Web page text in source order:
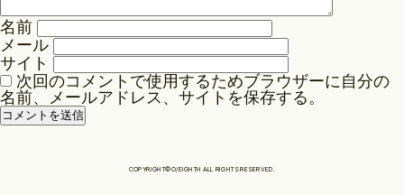
Store
ョ
ン
名前
メール
サイト
次回のコメントで使用するためブラウザーに自分の
名前、メールアドレス、サイトを保存する。
COPYRIGHT©O/EIGHTH ALL RIGHTS RESERVED.